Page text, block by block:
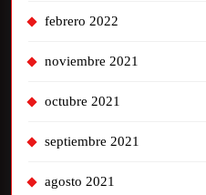
febrero 2022
noviembre 2021
octubre 2021
septiembre 2021
agosto 2021